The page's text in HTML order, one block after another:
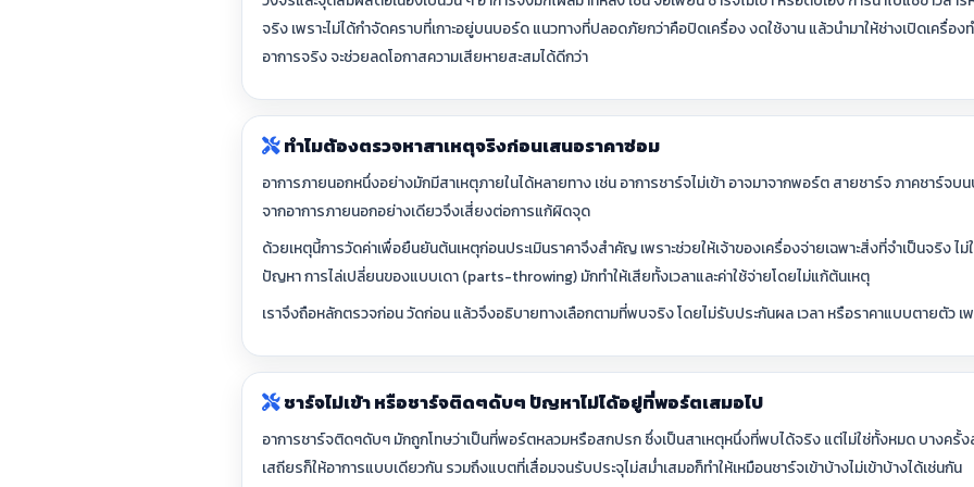
จริง เพราะไม่ได้กำจัดคราบที่เกาะอยู่บนบอร์ด แนวทางที่ปลอดภัยกว่าคือปิดเครื่อง งดใช้งาน แล้วนำมาให้ช่างเปิดเครื่อ
อาการจริง จะช่วยลดโอกาสความเสียหายสะสมได้ดีกว่า
ทำไมต้องตรวจหาสาเหตุจริงก่อนเสนอราคาซ่อม
อาการภายนอกหนึ่งอย่างมักมีสาเหตุภายในได้หลายทาง เช่น อาการชาร์จไม่เข้า อาจมาจากพอร์ต สายชาร์จ ภาคชาร์จ
จากอาการภายนอกอย่างเดียวจึงเสี่ยงต่อการแก้ผิดจุด
ด้วยเหตุนี้การวัดค่าเพื่อยืนยันต้นเหตุก่อนประเมินราคาจึงสำคัญ เพราะช่วยให้เจ้าของเครื่องจ่ายเฉพาะสิ่งที่จำเป็นจริง ไ
ปัญหา การไล่เปลี่ยนของแบบเดา (parts-throwing) มักทำให้เสียทั้งเวลาและค่าใช้จ่ายโดยไม่แก้ต้นเหตุ
เราจึงถือหลักตรวจก่อน วัดก่อน แล้วจึงอธิบายทางเลือกตามที่พบจริง โดยไม่รับประกันผล เวลา หรือราคาแบบตายตัว เพ
ชาร์จไม่เข้า หรือชาร์จติดๆดับๆ ปัญหาไม่ได้อยู่ที่พอร์ตเสมอไป
อาการชาร์จติดๆดับๆ มักถูกโทษว่าเป็นที่พอร์ตหลวมหรือสกปรก ซึ่งเป็นสาเหตุหนึ่งที่พบได้จริง แต่ไม่ใช่ทั้งหมด บางครั้ง
เสถียรก็ให้อาการแบบเดียวกัน รวมถึงแบตที่เสื่อมจนรับประจุไม่สม่ำเสมอก็ทำให้เหมือนชาร์จเข้าบ้างไม่เข้าบ้างได้เช่นกัน